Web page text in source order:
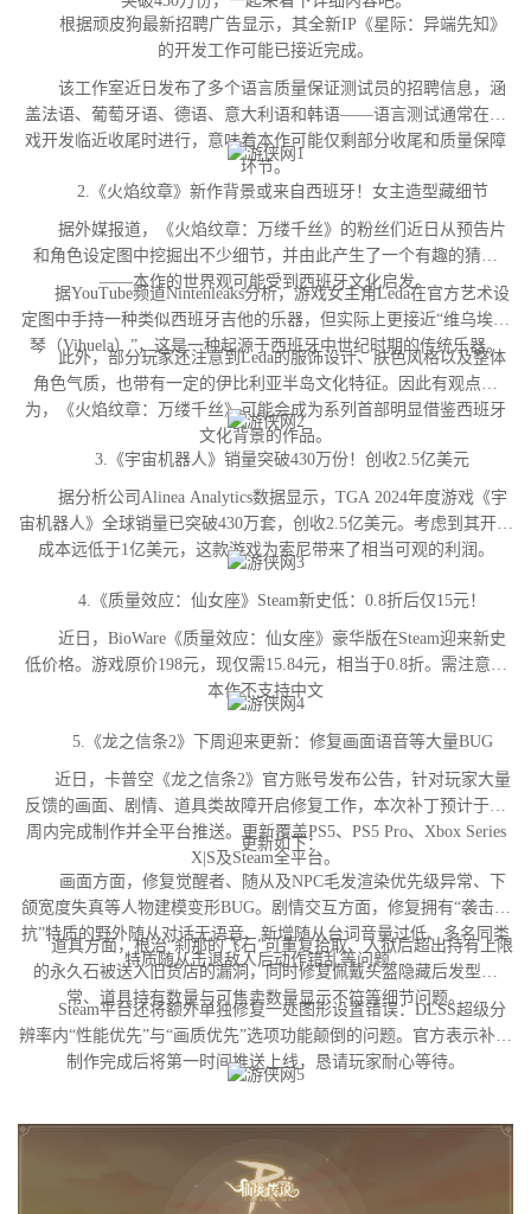
根据顽皮狗最新招聘广告显示，其全新IP《星际：异端先知》
的开发工作可能已接近完成。
该工作室近日发布了多个语言质量保证测试员的招聘信息，涵
盖法语、葡萄牙语、德语、意大利语和韩语——语言测试通常在游
戏开发临近收尾时进行，意味着本作可能仅剩部分收尾和质量保障
环节。
2.《火焰纹章》新作背景或来自西班牙！女主造型藏细节
据外媒报道，《火焰纹章：万缕千丝》的粉丝们近日从预告片
和角色设定图中挖掘出不少细节，并由此产生了一个有趣的猜测
——本作的世界观可能受到西班牙文化启发。
据YouTube频道Nintenleaks分析，游戏女主角Leda在官方艺术设
定图中手持一种类似西班牙吉他的乐器，但实际上更接近“维乌埃拉
琴（Vihuela）”，这是一种起源于西班牙中世纪时期的传统乐器。
此外，部分玩家还注意到Leda的服饰设计、肤色风格以及整体
角色气质，也带有一定的伊比利亚半岛文化特征。因此有观点认
为，《火焰纹章：万缕千丝》可能会成为系列首部明显借鉴西班牙
文化背景的作品。
3.《宇宙机器人》销量突破430万份！创收2.5亿美元
据分析公司Alinea Analytics数据显示，TGA 2024年度游戏《宇
宙机器人》全球销量已突破430万套，创收2.5亿美元。考虑到其开发
成本远低于1亿美元，这款游戏为索尼带来了相当可观的利润。
4.《质量效应：仙女座》Steam新史低：0.8折后仅15元！
近日，BioWare《质量效应：仙女座》豪华版在Steam迎来新史
低价格。游戏原价198元，现仅需15.84元，相当于0.8折。需注意，
本作不支持中文
5.《龙之信条2》下周迎来更新：修复画面语音等大量BUG
近日，卡普空《龙之信条2》官方账号发布公告，针对玩家大量
反馈的画面、剧情、道具类故障开启修复工作，本次补丁预计于下
周内完成制作并全平台推送。更新覆盖PS5、PS5 Pro、Xbox Series
X|S及Steam全平台。
更新如下：
画面方面，修复觉醒者、随从及NPC毛发渲染优先级异常、下
颌宽度失真等人物建模变形BUG。剧情交互方面，修复拥有“袭击对
抗”特质的野外随从对话无语音、新增随从台词音量过低、多名同类
特质随从击退敌人后动作错乱等问题。
道具方面，根治“刹那的飞石”可重复拾取、入狱后超出持有上限
的永久石被送入旧货店的漏洞，同时修复佩戴头盔隐藏后发型异
常、道具持有数量与可售卖数量显示不符等细节问题。
Steam平台还将额外单独修复一处图形设置错误：DLSS超级分
辨率内“性能优先”与“画质优先”选项功能颠倒的问题。官方表示补丁
制作完成后将第一时间推送上线，恳请玩家耐心等待。